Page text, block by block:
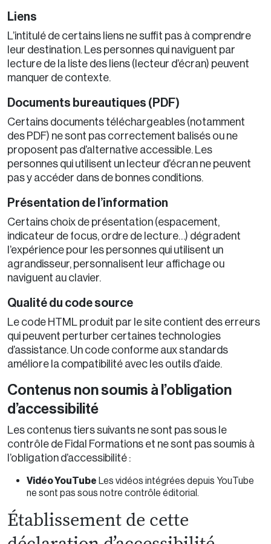
Liens
L’intitulé de certains liens ne suffit pas à comprendre
leur destination. Les personnes qui naviguent par
lecture de la liste des liens (lecteur d’écran) peuvent
manquer de contexte.
Documents bureautiques (PDF)
Certains documents téléchargeables (notamment
des PDF) ne sont pas correctement balisés ou ne
proposent pas d’alternative accessible. Les
personnes qui utilisent un lecteur d’écran ne peuvent
pas y accéder dans de bonnes conditions.
Présentation de l’information
Certains choix de présentation (espacement,
indicateur de focus, ordre de lecture…) dégradent
l’expérience pour les personnes qui utilisent un
agrandisseur, personnalisent leur affichage ou
naviguent au clavier.
Qualité du code source
Le code HTML produit par le site contient des erreurs
qui peuvent perturber certaines technologies
d’assistance. Un code conforme aux standards
améliore la compatibilité avec les outils d’aide.
Contenus non soumis à l’obligation
d’accessibilité
Les contenus tiers suivants ne sont pas sous le
contrôle de Fidal Formations et ne sont pas soumis à
l’obligation d’accessibilité :
Vidéo YouTube Les vidéos intégrées depuis YouTube
ne sont pas sous notre contrôle éditorial.
Établissement de cette